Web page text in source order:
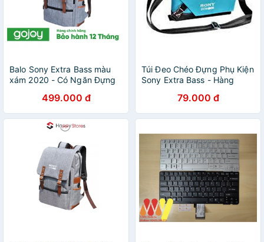
Balo Sony Extra Bass màu
xám 2020 - Có Ngăn Đựng
499.000 đ
Túi Đeo Chéo Đựng Phụ Kiện
Sony Extra Bass - Hàng
79.000 đ